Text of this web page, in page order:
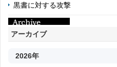
黒書に対する攻撃
アーカイブ
2026年